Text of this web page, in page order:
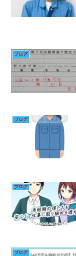
ブログ
ブログ
ブログ
ブログ